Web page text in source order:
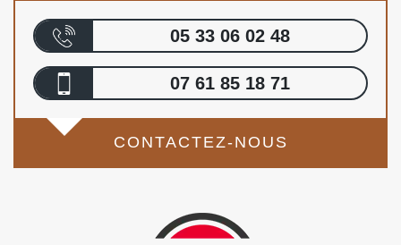
05 33 06 02 48
07 61 85 18 71
CONTACTEZ-NOUS